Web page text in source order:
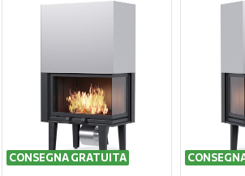
CONSEGNA GRATUITA